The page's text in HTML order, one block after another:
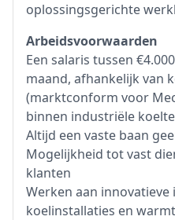
oplossingsgerichte
Arbeidsvoorwaarden
Een salaris tussen
maand, afhankelijk van
(marktconform voor
binnen industriële
Altijd een vaste baan
Mogelijkheid tot vast
klanten
Werken aan
koelinstallaties en